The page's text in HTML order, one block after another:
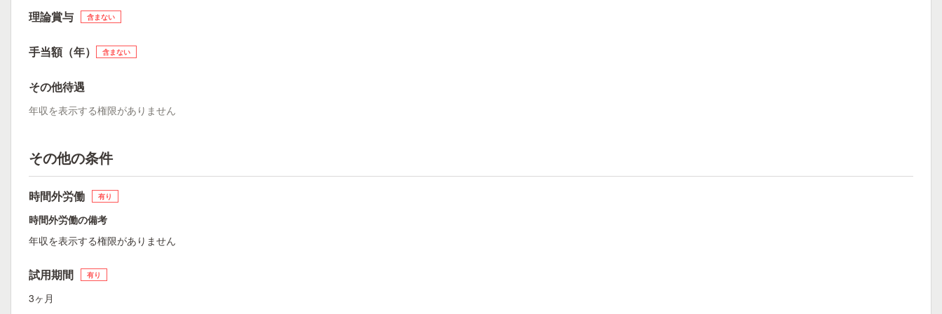
理論賞与 含まない
手当額（年） 含まない
その他待遇
年収を表示する権限がありません
その他の条件
時間外労働 有り
時間外労働の備考
年収を表示する権限がありません
試用期間 有り
3ヶ月